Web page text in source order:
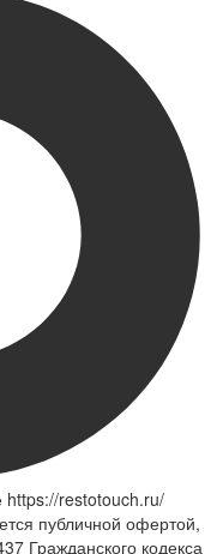
restotouch.ru/
публичной офертой,
Гражданского кодекса